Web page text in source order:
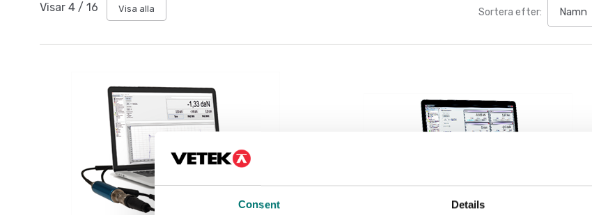
Consent Details
Visar 4 / 16 Visa alla Sortera efter: